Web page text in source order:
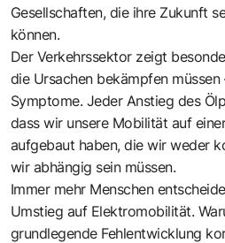
Gesellschaften, die ihre Zukunft
können.
Der Verkehrssektor zeigt
die Ursachen bekämpfen
Symptome. Jeder Anstieg des
dass wir unsere Mobilität auf
aufgebaut haben, die wir weder
wir abhängig sein müssen.
Immer mehr Menschen
Umstieg auf Elektromobilität.
grundlegende Fehlentwicklung